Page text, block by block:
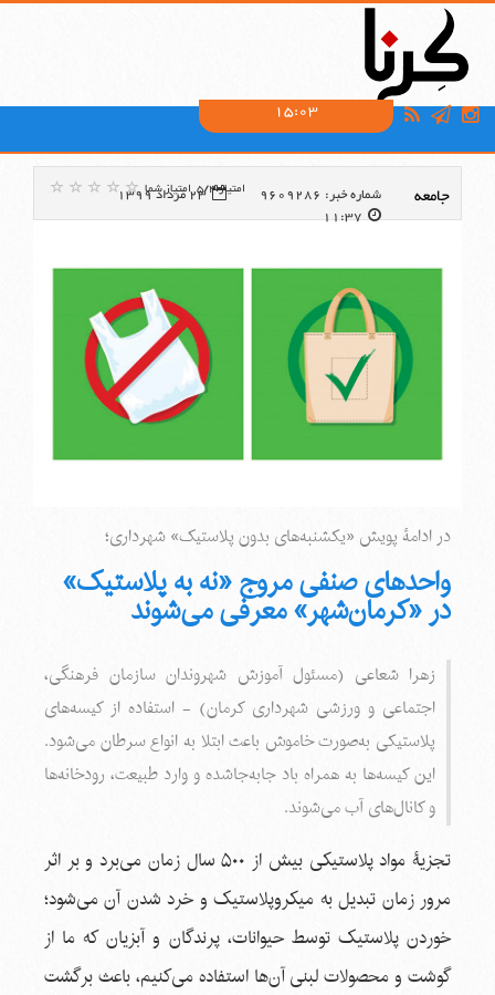
15:03
جامعه شماره خبر: 9609286
23 مرداد 1399
11:37
امتیاز:5/4 امتیاز شما
در ادامۀ پویش «یکشنبه‌های بدون پلاستیک» شهرداری؛
واحدهای صنفی مروج «نه به پلاستیک»
در «کرمان‌شهر» معرفی می‌شوند
زهرا شعاعی (مسئول آموزش شهروندان سازمان فرهنگی،
اجتماعی و ورزشی شهرداری کرمان) - استفاده از کیسه‌های
پلاستیکی به‌صورت خاموش باعث ابتلا به انواع سرطان می‌شود.
این کیسه‌ها به همراه باد جابه‌جاشده و وارد طبیعت، رودخانه‌ها
و کانال‌های آب می‌شوند.
تجزیۀ مواد پلاستیکی بیش از ۵۰۰ سال زمان می‌برد و بر اثر
مرور زمان تبدیل به میکروپلاستیک و خرد شدن آن می‌شود؛
خوردن پلاستیک توسط حیوانات، پرندگان و آبزیان که ما از
گوشت و محصولات لبنی آن‌ها استفاده می‌کنیم، باعث برگشت